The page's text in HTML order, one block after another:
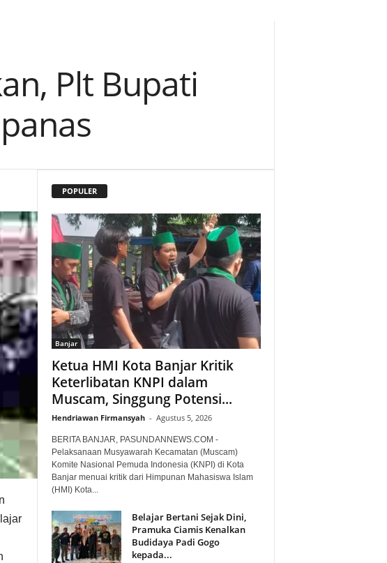
Plt Bupati
POPULER
Banjar
Ketua HMI Kota Banjar Kritik
Keterlibatan KNPI dalam
Muscam, Singgung Potensi...
Hendriawan Firmansyah - Agustus 5, 2026
BERITA BANJAR, PASUNDANNEWS.COM -
Pelaksanaan Musyawarah Kecamatan (Muscam)
Komite Nasional Pemuda Indonesia (KNPI) di Kota
Banjar menuai kritik dari Himpunan Mahasiswa Islam
(HMI) Kota...
Belajar Bertani Sejak Dini,
Pramuka Ciamis Kenalkan
Budidaya Padi Gogo
kepada...